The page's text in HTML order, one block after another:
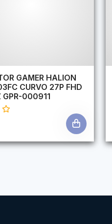
GAMER HALION
CURVO 27P FHD
GPR-000911